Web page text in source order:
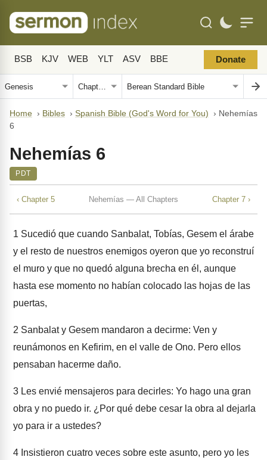
BSB KJV WEB YLT ASV BBE Donate
Home › Bibles › Spanish Bible (God's Word for You) › Nehemías
6
Nehemías 6
PDT
‹ Chapter 5 Nehemías — All Chapters Chapter 7 ›
1 Sucedió que cuando Sanbalat, Tobías, Gesem el árabe
y el resto de nuestros enemigos oyeron que yo reconstruí
el muro y que no quedó alguna brecha en él, aunque
hasta ese momento no habían colocado las hojas de las
puertas,
2 Sanbalat y Gesem mandaron a decirme: Ven y
reunámonos en Kefirim, en el valle de Ono. Pero ellos
pensaban hacerme daño.
3 Les envié mensajeros para decirles: Yo hago una gran
obra y no puedo ir. ¿Por qué debe cesar la obra al dejarla
yo para ir a ustedes?
4 Insistieron cuatro veces sobre este asunto, pero yo les